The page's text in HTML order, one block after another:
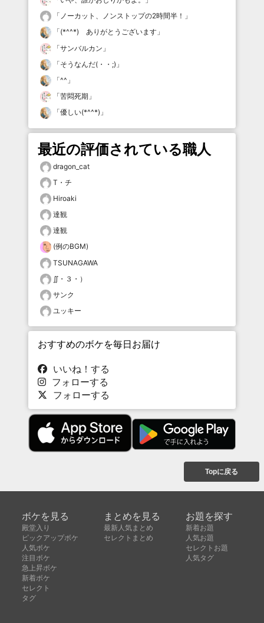
「 ノーカット、ノンストップの2時間半！ 」
「(*^^*) ありがとうございます 」
「サンバルカン 」
「そうなんだ(・・;) 」
「^^ 」
「苦悶死期 」
「優しい(*^^*) 」
最近の評価されている職人
dragon_cat
T・チ
Hiroaki
達観
達観
(例のBGM)
TSUNAGAWA
∬・３・）
サンク
ユッキー
おすすめのボケを毎日お届け
いいね！する
フォローする
フォローする
Topに戻る
ボケを見る
殿堂入り
ピックアップボケ
人気ボケ
注目ボケ
急上昇ボケ
新着ボケ
セレクト
タグ
まとめを見る
最新人気まとめ
セレクトまとめ
お題を探す
新着お題
人気お題
セレクトお題
人気タグ